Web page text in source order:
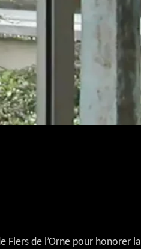
Flers de l’Orne pour honorer la